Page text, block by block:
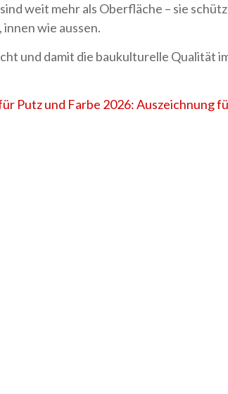
weit mehr als Oberfläche – sie
wie aussen.
und damit die baukulturelle Qualität
Putz und Farbe 2026: Auszeichnung